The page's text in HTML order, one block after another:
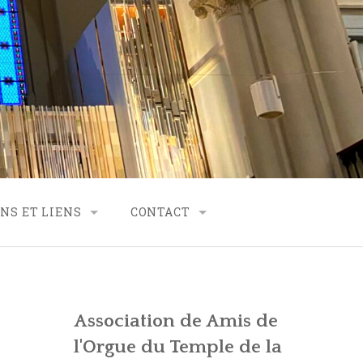
ET LIENS CONTACT
CONTACT – GÉNÉRALITÉS
Association de Amis de
l'Orgue du Temple de la